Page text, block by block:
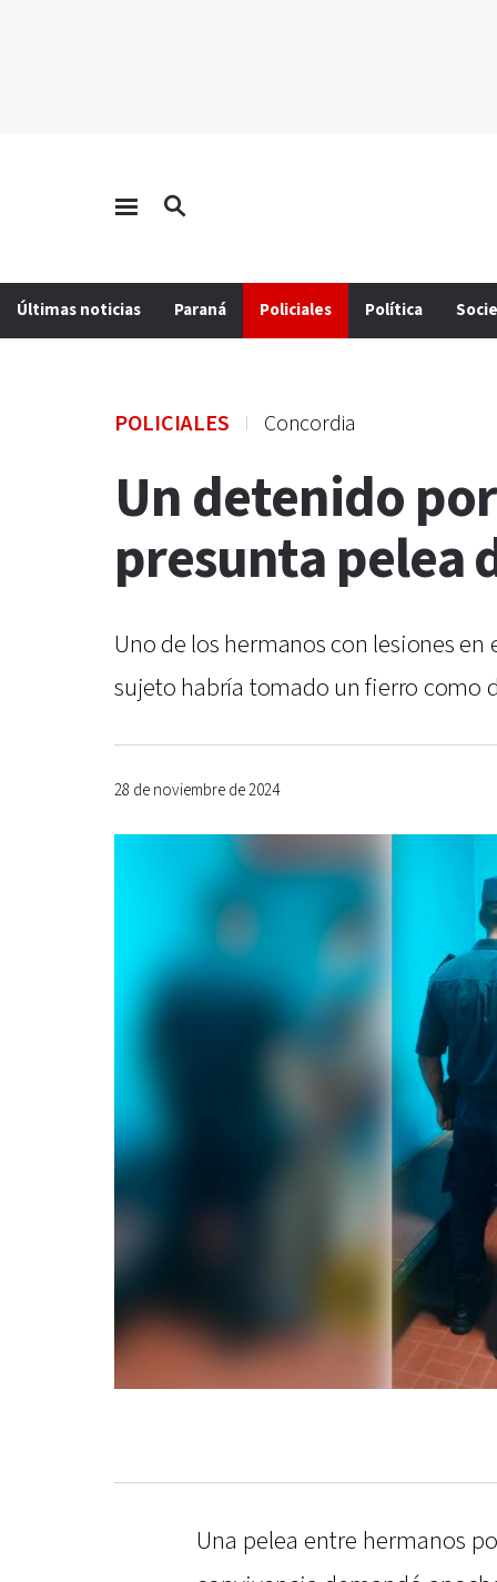
Últimas noticias Paraná Policiales Política
POLICIALES Concordia
Un detenido
presunta pelea
Uno de los hermanos con lesiones
sujeto habría tomado un fierro como
28 de noviembre de 2024
Una pelea entre hermanos